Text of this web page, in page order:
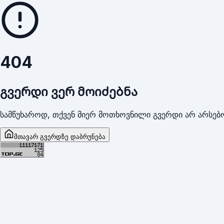
404
გვერდი ვერ მოიძებნა
სამწუხაროდ, თქვენ მიერ მოთხოვნილი გვერდი არ
მთავარ გვერდზე დაბრუნება